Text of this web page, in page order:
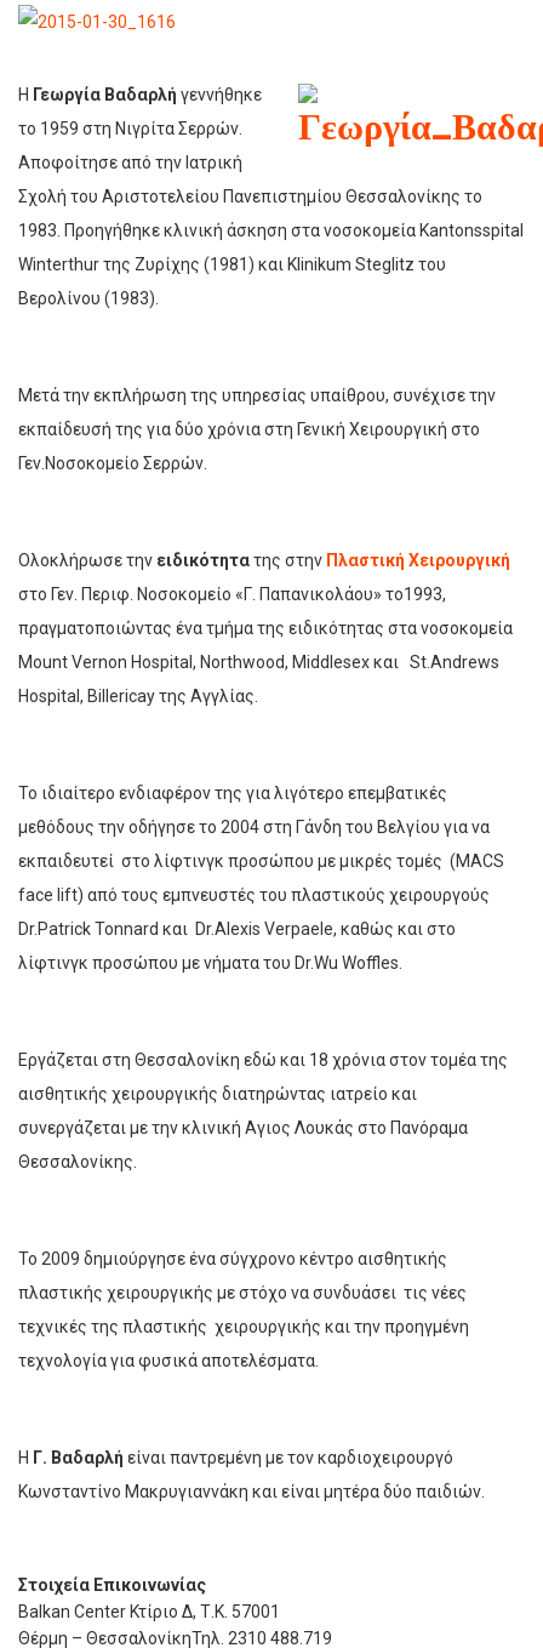
Η Γεωργία Βαδαρλή γεννήθηκε
το 1959 στη Νιγρίτα Σερρών.
Αποφοίτησε από την Ιατρική
Σχολή του Αριστοτελείου Πανεπιστημίου Θεσσαλονίκης το
1983. Προηγήθηκε κλινική άσκηση στα νοσοκομεία Kantonsspital
Winterthur της Ζυρίχης (1981) και Klinikum Steglitz του
Βερολίνου (1983).
Μετά την εκπλήρωση της υπηρεσίας υπαίθρου, συνέχισε την
εκπαίδευσή της για δύο χρόνια στη Γενική Χειρουργική στο
Γεν.Νοσοκομείο Σερρών.
Ολοκλήρωσε την ειδικότητατης στην Πλαστική Χειρουργική
στο Γεν. Περιφ. Νοσοκομείο «Γ. Παπανικολάου» το1993,
πραγματοποιώντας ένα τμήμα της ειδικότητας στα νοσοκομεία
Mount Vernon Hospital, Northwood, Middlesex και St.Andrews
Hospital, Billericay της Αγγλίας.
Το ιδιαίτερο ενδιαφέρον της για λιγότερο επεμβατικές
μεθόδους την οδήγησε το 2004 στη Γάνδη του Βελγίου για να
εκπαιδευτεί στο λίφτινγκ προσώπου με μικρές τομές (MACS
face lift) από τους εμπνευστές του πλαστικούς χειρουργούς
Dr.Patrick Tonnard και Dr.Alexis Verpaele, καθώς και στο
λίφτινγκ προσώπου με νήματα του Dr.Wu Woffles.
Εργάζεται στη Θεσσαλονίκη εδώ και 18 χρόνια στον τομέα της
αισθητικής χειρουργικής διατηρώντας ιατρείο και
συνεργάζεται με την κλινική Αγιος Λουκάς στο Πανόραμα
Θεσσαλονίκης.
Το 2009 δημιούργησε ένα σύγχρονο κέντρο αισθητικής
πλαστικής χειρουργικής με στόχο να συνδυάσει τις νέες
τεχνικές της πλαστικής χειρουργικής και την προηγμένη
τεχνολογία για φυσικά αποτελέσματα.
Η Γ. Βαδαρλή είναι παντρεμένη με τον καρδιοχειρουργό
Κωνσταντίνο Μακρυγιαννάκη και είναι μητέρα δύο παιδιών.
Στοιχεία Επικοινωνίας
Balkan Center Κτίριο Δ, Τ.Κ. 57001
Θέρμη – ΘεσσαλονίκηΤηλ. 2310 488.719